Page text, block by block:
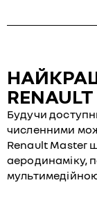
Будучи
численними
Renault Master
аеродинаміку,